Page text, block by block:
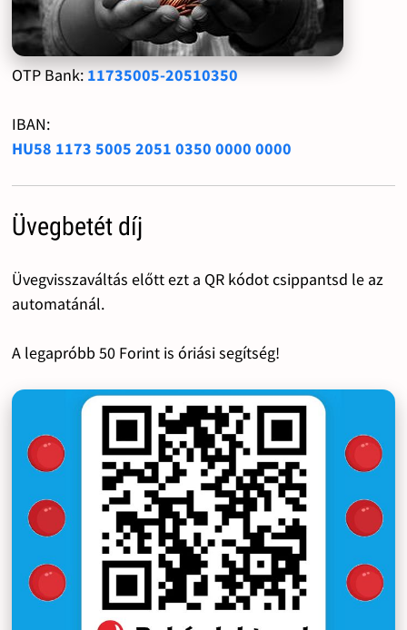
OTP Bank: 11735005-20510350
IBAN:
HU58 1173 5005 2051 0350 0000 0000
Üvegbetét díj
Üvegvisszaváltás előtt ezt a QR kódot csippantsd le az
automatánál.
A legapróbb 50 Forint is óriási segítség!